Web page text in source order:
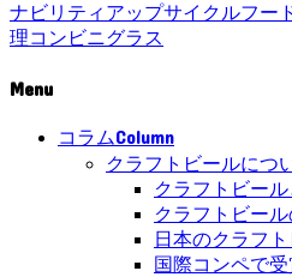
ナビリティ アップサイクルフー
理コンビニグラス
Menu
コラムColumn
クラフトビールにつ
クラフトビール
クラフトビー
日本のクラフ
国際コンペで